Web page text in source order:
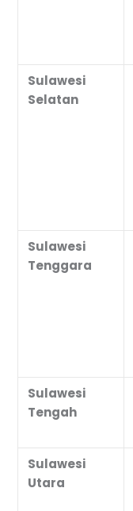
Sulawesi
Selatan
Sulawesi
Tenggara
Sulawesi
Tengah
Sulawesi
Utara